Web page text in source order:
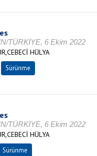
TÜRKİYE, 6 Ekim 2022
HÜLYA
Sürünme
TÜRKİYE, 6 Ekim 2022
HÜLYA
Sürünme